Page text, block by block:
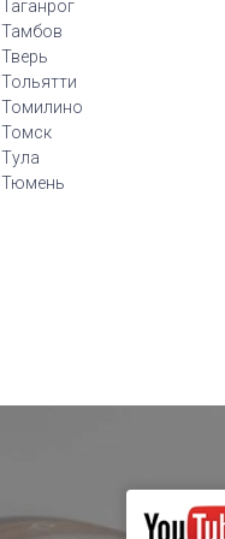
Таганрог
Тамбов
Тверь
Тольятти
Томилино
Томск
Тула
Тюмень